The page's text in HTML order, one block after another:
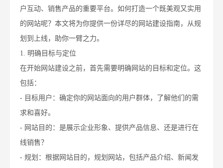
户互动、销售产品的重要平台。如何打造一个既美观又实用
的网站呢？本文将为你提供一份详尽的网站建设指南，从规
划到上线，助你一臂之力。
1. 明确目标与定位
在开始网站建设之前，首先需要明确网站的目标和定位。这
包括：
- 目标用户：确定你的网站面向的用户群体，了解他们的需
求和喜好。
- 网站目的：是展示企业形象、提供产品信息、还是进行在
线销售？
- 规划：根据网站目的，规划网站，包括产品介绍、新闻发